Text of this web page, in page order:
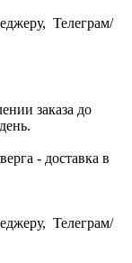
Телеграм/
заказа до
- доставка в
Телеграм/